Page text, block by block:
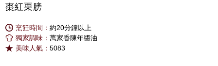
棗紅栗膀
烹飪時間：約20分鐘以上
獨家調味：萬家香陳年醬油
美味人氣：5083